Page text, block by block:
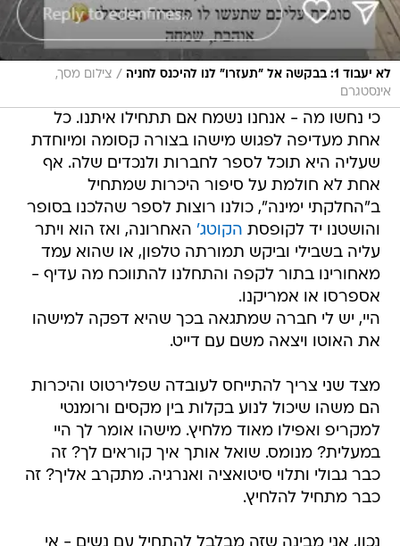
לא יעבוד 1: בבקשה אל "תעזרו" לנו להיכנס לחניה / צילום מסך,
אינסטגרם
כי נחשו מה - אנחנו נשמח אם תתחילו איתנו. כל
אחת מעדיפה לפגוש מישהו בצורה קסומה ומיוחדת
שעליה היא תוכל לספר לחברות ולנכדים שלה. אף
אחת לא חולמת על סיפור היכרות שמתחיל
ב"החלקתי ימינה", כולנו רוצות לספר שהלכנו בסופר
והושטנו יד לקופסת הקוטג' האחרונה, ואז הוא ויתר
עליה בשבילי וביקש תמורתה טלפון, או שהוא עמד
מאחורינו בתור לקפה והתחלנו להתווכח מה עדיף -
אספרסו או אמריקנו.
היי, יש לי חברה שמתגאה בכך שהיא דפקה למישהו
את האוטו ויצאה משם עם דייט.
מצד שני צריך להתייחס לעובדה שפלירטוט והיכרות
הם משהו שיכול לנוע בקלות בין מקסים ורומנטי
למקריפ ואפילו מאוד מלחיץ. מישהו אומר לך היי
במעלית? מנומס. שואל אותך איך קוראים לך? זה
כבר גבולי ותלוי סיטואציה ואנרגיה. מתקרב אליך? זה
כבר מתחיל להלחיץ.
נכון, אני מבינה שזה מבלבל להתחיל עם נשים - אי